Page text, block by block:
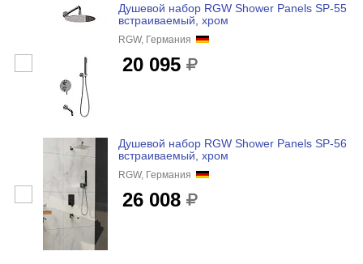
Душевой набор RGW Shower Panels SP-55
встраиваемый, хром
RGW, Германия
20 095
Душевой набор RGW Shower Panels SP-56
встраиваемый, хром
RGW, Германия
26 008